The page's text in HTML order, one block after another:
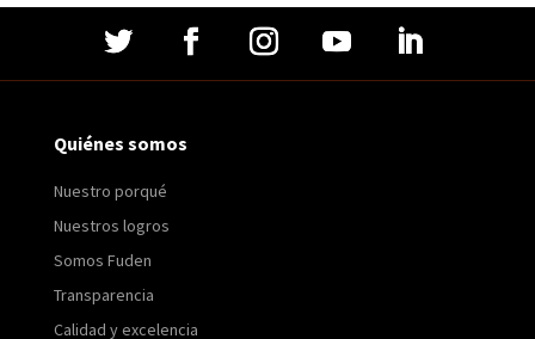
Quiénes somos
Nuestro porqué
Nuestros logros
Somos Fuden
Transparencia
Calidad y excelencia